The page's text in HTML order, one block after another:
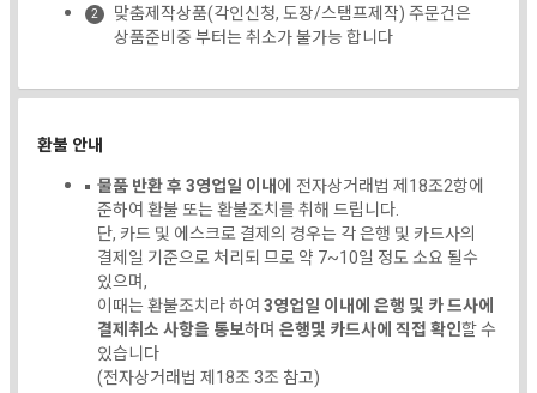
맞춤제작상품(각인신청, 도장/스탬프제작) 주문건은
상품준비중 부터는 취소가 불가능 합니다
환불 안내
물품 반환 후 3영업일 이내에 전자상거래법 제18조2항에
준하여 환불 또는 환불조치를 취해 드립니다.
단, 카드 및 에스크로 결제의 경우는 각 은행 및 카드사의
결제일 기준으로 처리되 므로 약 7~10일 정도 소요 될수
있으며,
이때는 환불조치라 하여 3영업일 이내에 은행 및 카 드사에
결제취소 사항을 통보하며 은행및 카드사에 직접 확인할 수
있습니다
(전자상거래법 제18조 3조 참고)